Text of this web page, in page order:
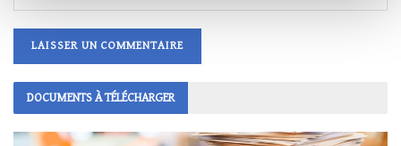
DOCUMENTS À TÉLÉCHARGER